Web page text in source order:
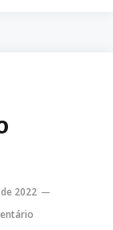
2022